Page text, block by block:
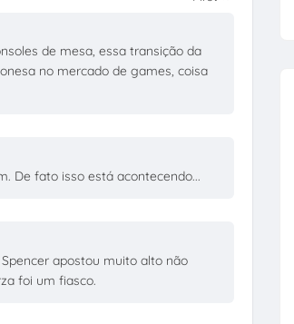
de mesa, essa transição da
no mercado de games, coisa
De fato isso está acontecendo...
apostou muito alto não
foi um fiasco.